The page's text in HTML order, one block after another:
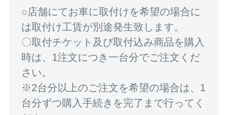
○店舗にてお車に取付けを希望の場合に
は取付け工賃が別途発生致します。
〇取付チケット及び取付込み商品を購入
時は、1注文につき一台分でご注文くだ
さい。
※2台分以上のご注文を希望の場合は、1
台分ずつ購入手続きを完了まで行ってく